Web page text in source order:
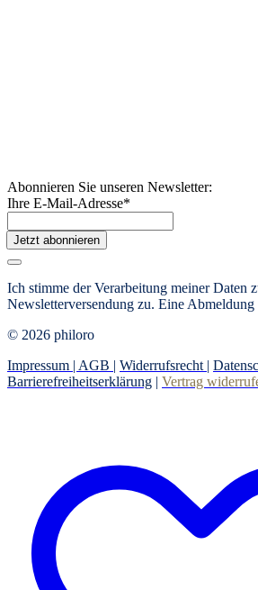
Abonnieren Sie unseren Newsletter:
Ihre E-Mail-Adresse*
Jetzt abonnieren
Ich stimme der Verarbeitung meiner Daten
Newsletterversendung zu. Eine
© 2026 philoro
Impressum | AGB | Widerrufsrecht |
Barrierefreiheitserklärung | Vertrag